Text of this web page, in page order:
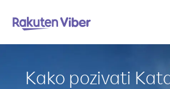
Kako pozivati